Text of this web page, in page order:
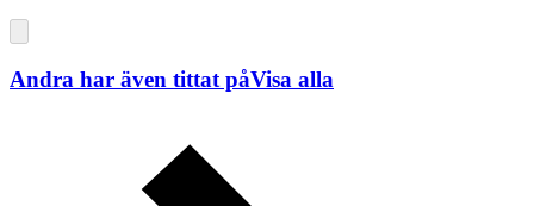
Andra har även tittat påVisa alla